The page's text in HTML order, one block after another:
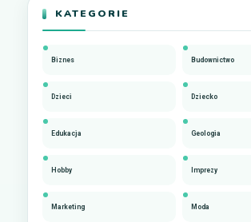
KATEGORIE
Biznes Budownictwo
Dzieci Dziecko
Edukacja Geologia
Hobby Imprezy
Marketing Moda